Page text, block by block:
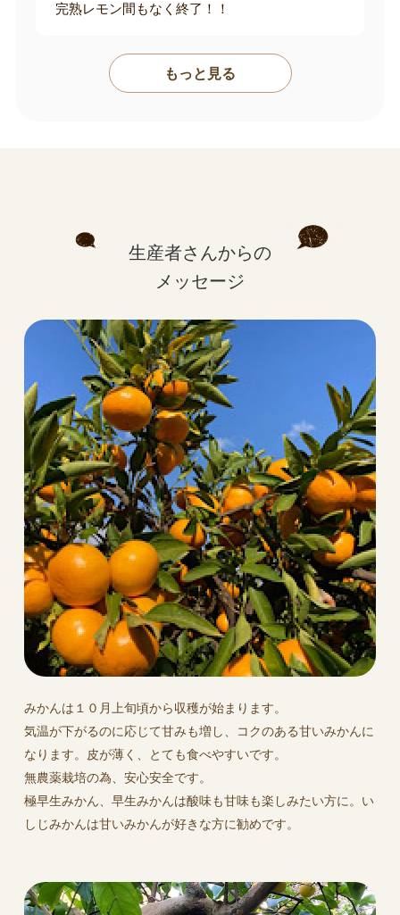
完熟レモン間もなく終了！！
もっと見る
生産者さんからの
メッセージ
みかんは１０月上旬頃から収穫が始まります。
気温が下がるのに応じて甘みも増し、コクのある甘いみかんに
なります。皮が薄く、とても食べやすいです。
無農薬栽培の為、安心安全です。
極早生みかん、早生みかんは酸味も甘味も楽しみたい方に。い
しじみかんは甘いみかんが好きな方に勧めです。